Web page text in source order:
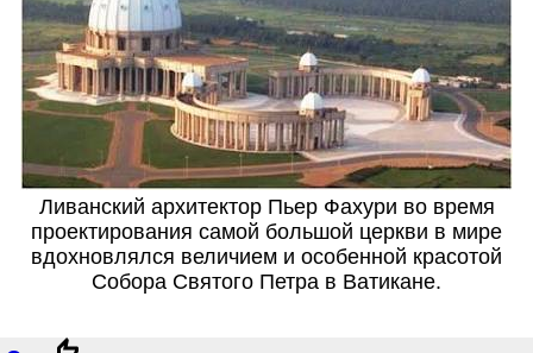
Ливанский архитектор Пьер Фахури во время
проектирования самой большой церкви в мире
вдохновлялся величием и особенной красотой
Собора Святого Петра в Ватикане.